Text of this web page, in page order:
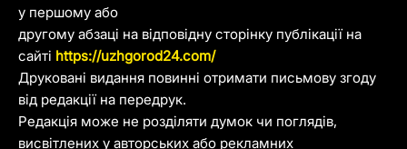
у першому або
другому абзаці на відповідну сторінку публікації на
сайті https://uzhgorod24.com/
Друковані видання повинні отримати письмову згоду
від редакції на передрук.
Редакція може не розділяти думок чи поглядів,
висвітлених у авторських або рекламних